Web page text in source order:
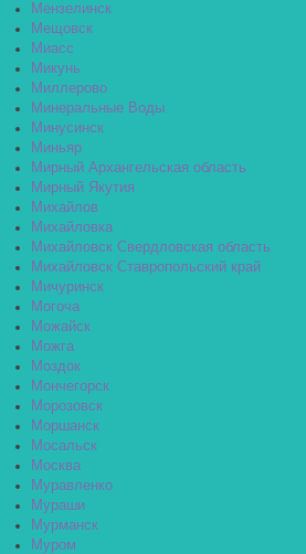
Мензелинск
Мещовск
Миасс
Микунь
Миллерово
Минеральные Воды
Минусинск
Миньяр
Мирный Архангельская область
Мирный Якутия
Михайлов
Михайловка
Михайловск Свердловская область
Михайловск Ставропольский край
Мичуринск
Могоча
Можайск
Можга
Моздок
Мончегорск
Морозовск
Моршанск
Мосальск
Москва
Муравленко
Мураши
Мурманск
Муром